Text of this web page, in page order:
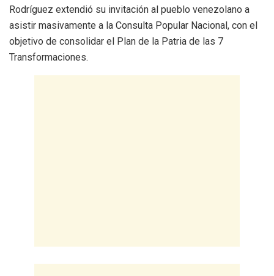
Rodríguez extendió su invitación al pueblo venezolano a
asistir masivamente a la Consulta Popular Nacional, con el
objetivo de consolidar el Plan de la Patria de las 7
Transformaciones.